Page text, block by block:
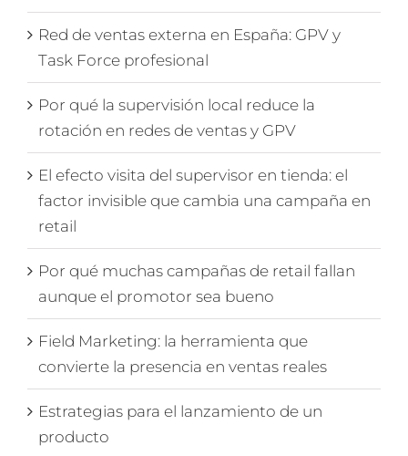
Red de ventas externa en España: GPV y
Task Force profesional
Por qué la supervisión local reduce la
rotación en redes de ventas y GPV
El efecto visita del supervisor en tienda: el
factor invisible que cambia una campaña en
retail
Por qué muchas campañas de retail fallan
aunque el promotor sea bueno
Field Marketing: la herramienta que
convierte la presencia en ventas reales
Estrategias para el lanzamiento de un
producto